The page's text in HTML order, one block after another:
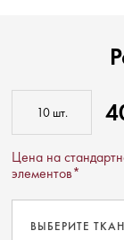
Цена на
элементов*
ВЫБЕРИТЕ